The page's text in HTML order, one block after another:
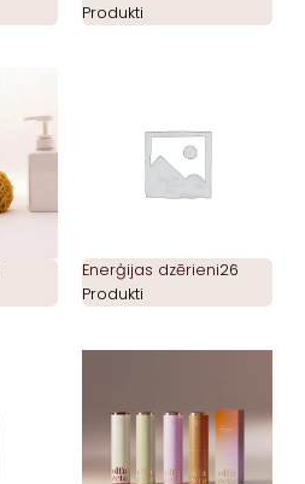
Produkti
Enerģijas dzērieni26
Produkti